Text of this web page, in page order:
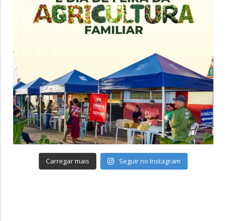
Carregar mais Seguir no Instagram